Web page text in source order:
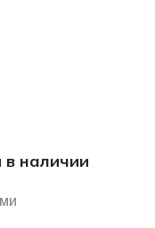
в наличии